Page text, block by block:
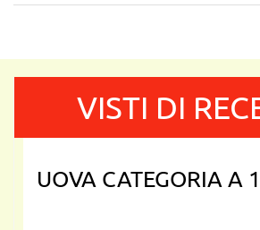
VISTI DI
UOVA CATEGORIA A